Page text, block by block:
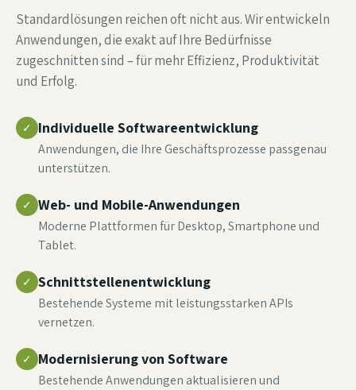
Standardlösungen reichen oft nicht aus. Wir entwickeln
Anwendungen, die exakt auf Ihre Bedürfnisse
zugeschnitten sind – für mehr Effizienz, Produktivität
und Erfolg.
✓ Individuelle Softwareentwicklung
Anwendungen, die Ihre Geschäftsprozesse passgenau
unterstützen.
✓ Web- und Mobile-Anwendungen
Moderne Plattformen für Desktop, Smartphone und
Tablet.
✓ Schnittstellenentwicklung
Bestehende Systeme mit leistungsstarken APIs
vernetzen.
✓ Modernisierung von Software
Bestehende Anwendungen aktualisieren und